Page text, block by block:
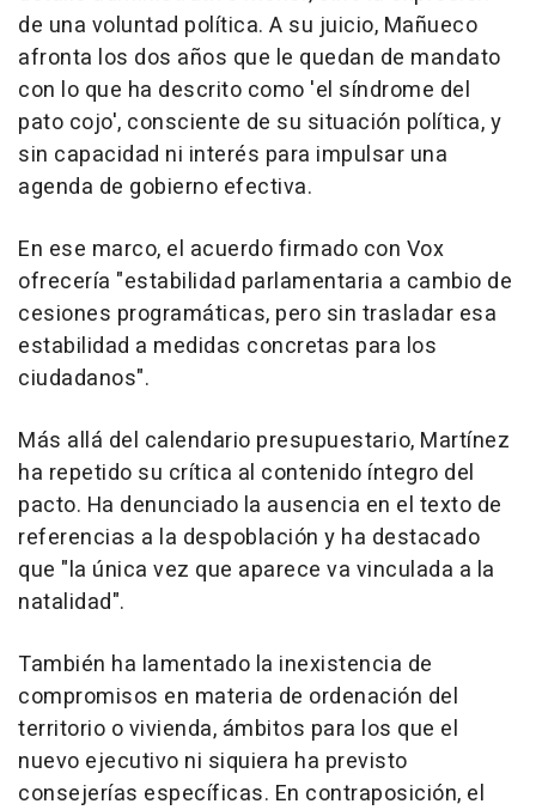
de una voluntad política. A su juicio, Mañueco
afronta los dos años que le quedan de mandato
con lo que ha descrito como 'el síndrome del
pato cojo', consciente de su situación política, y
sin capacidad ni interés para impulsar una
agenda de gobierno efectiva.
En ese marco, el acuerdo firmado con Vox
ofrecería "estabilidad parlamentaria a cambio de
cesiones programáticas, pero sin trasladar esa
estabilidad a medidas concretas para los
ciudadanos".
Más allá del calendario presupuestario, Martínez
ha repetido su crítica al contenido íntegro del
pacto. Ha denunciado la ausencia en el texto de
referencias a la despoblación y ha destacado
que "la única vez que aparece va vinculada a la
natalidad".
También ha lamentado la inexistencia de
compromisos en materia de ordenación del
territorio o vivienda, ámbitos para los que el
nuevo ejecutivo ni siquiera ha previsto
consejerías específicas. En contraposición, el